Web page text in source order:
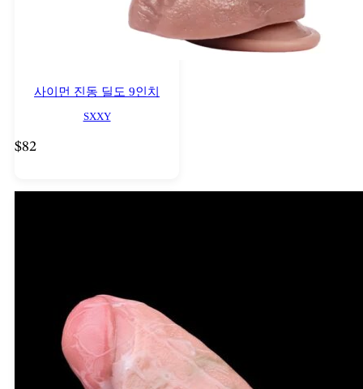
사이먼 진동 딜도 9인치
SXXY
$82